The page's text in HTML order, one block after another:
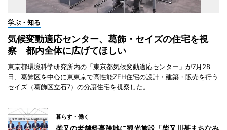
学ぶ・知る
気候変動適応センター、葛飾・セイズの住宅を視
察 都内全体に広げてほしい
東京都環境科学研究所内の「東京都気候変動適応センター」が7月28
日、葛飾区を中心に東東京で高性能ZEH住宅の設計・建築・販売を行う
セイズ（葛飾区立石7）の分譲住宅を視察した。
暮らす・働く
柴又の老舗料亭跡地に観光施設「柴又川甚まちなみ